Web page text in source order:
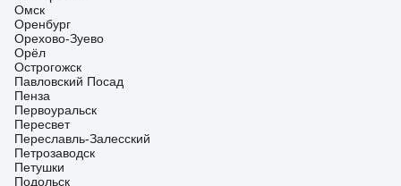
Омск
Оренбург
Орехово-Зуево
Орёл
Острогожск
Павловский Посад
Пенза
Первоуральск
Пересвет
Переславль-Залесский
Петрозаводск
Петушки
Подольск